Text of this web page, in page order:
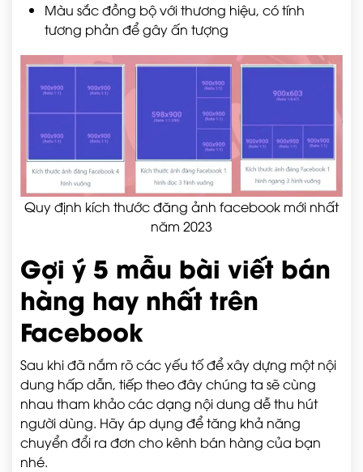
Màu sắc đồng bộ với thương hiệu, có tính
tương phản để gây ấn tượng
Quy định kích thước đăng ảnh facebook mới nhất
năm 2023
Gợi ý 5 mẫu bài viết bán
hàng hay nhất trên
Facebook
Sau khi đã nắm rõ các yếu tố để xây dựng một nội
dung hấp dẫn, tiếp theo đây chúng ta sẽ cùng
nhau tham khảo các dạng nội dung dễ thu hút
người dùng. Hãy áp dụng để tăng khả năng
chuyển đổi ra đơn cho kênh bán hàng của bạn
nhé.